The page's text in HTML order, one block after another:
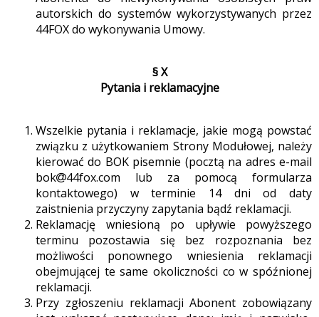
autorskich do systemów wykorzystywanych przez
44FOX do wykonywania Umowy.
§ X
Pytania i reklamacyjne
Wszelkie pytania i reklamacje, jakie mogą powstać
związku z użytkowaniem Strony Modułowej, należy
kierować do BOK pisemnie (pocztą na adres e-mail
bok
44fox.com lub za pomocą formularza
kontaktowego) w terminie 14 dni od daty
zaistnienia przyczyny zapytania bądź reklamacji.
Reklamację wniesioną po upływie powyższego
terminu pozostawia się bez rozpoznania bez
możliwości ponownego wniesienia reklamacji
obejmującej te same okoliczności co w spóźnionej
reklamacji.
Przy zgłoszeniu reklamacji Abonent zobowiązany